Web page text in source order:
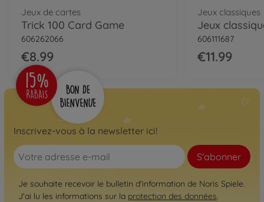
Jeux de cartes
Trick 100 Card Game
606262066
€8.99
Jeux classiques
606111687
€11.99
Inscrivez-vous à la newsletter ici!
S'abonner
Je souhaite recevoir le bulletin d'information de Noris Spiele.
J'ai lu les informations sur la protection des données.